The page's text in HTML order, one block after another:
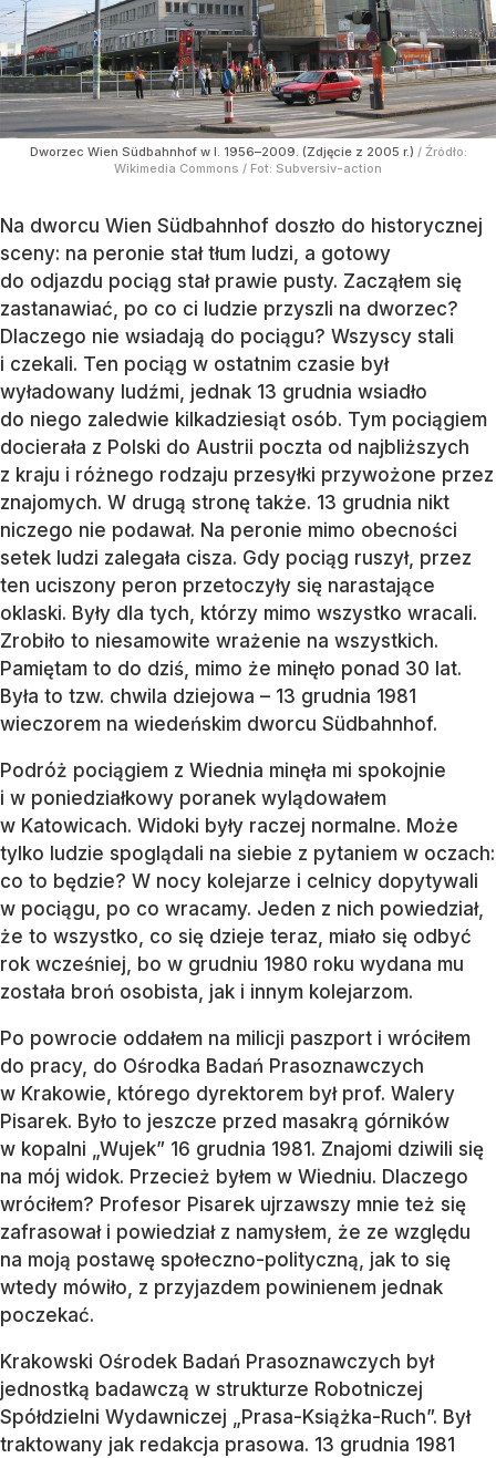
Dworzec Wien Südbahnhof w l. 1956–2009. (Zdjęcie z 2005 r.) / Źródło:
Wikimedia Commons / Fot: Subversiv-action
Na dworcu Wien Südbahnhof doszło do historycznej
sceny: na peronie stał tłum ludzi, a gotowy
do odjazdu pociąg stał prawie pusty. Zacząłem się
zastanawiać, po co ci ludzie przyszli na dworzec?
Dlaczego nie wsiadają do pociągu? Wszyscy stali
i czekali. Ten pociąg w ostatnim czasie był
wyładowany ludźmi, jednak 13 grudnia wsiadło
do niego zaledwie kilkadziesiąt osób. Tym pociągiem
docierała z Polski do Austrii poczta od najbliższych
z kraju i różnego rodzaju przesyłki przywożone przez
znajomych. W drugą stronę także. 13 grudnia nikt
niczego nie podawał. Na peronie mimo obecności
setek ludzi zalegała cisza. Gdy pociąg ruszył, przez
ten uciszony peron przetoczyły się narastające
oklaski. Były dla tych, którzy mimo wszystko wracali.
Zrobiło to niesamowite wrażenie na wszystkich.
Pamiętam to do dziś, mimo że minęło ponad 30 lat.
Była to tzw. chwila dziejowa – 13 grudnia 1981
wieczorem na wiedeńskim dworcu Südbahnhof.
Podróż pociągiem z Wiednia minęła mi spokojnie
i w poniedziałkowy poranek wylądowałem
w Katowicach. Widoki były raczej normalne. Może
tylko ludzie spoglądali na siebie z pytaniem w oczach:
co to będzie? W nocy kolejarze i celnicy dopytywali
w pociągu, po co wracamy. Jeden z nich powiedział,
że to wszystko, co się dzieje teraz, miało się odbyć
rok wcześniej, bo w grudniu 1980 roku wydana mu
została broń osobista, jak i innym kolejarzom.
Po powrocie oddałem na milicji paszport i wróciłem
do pracy, do Ośrodka Badań Prasoznawczych
w Krakowie, którego dyrektorem był prof. Walery
Pisarek. Było to jeszcze przed masakrą górników
w kopalni „Wujek” 16 grudnia 1981. Znajomi dziwili się
na mój widok. Przecież byłem w Wiedniu. Dlaczego
wróciłem? Profesor Pisarek ujrzawszy mnie też się
zafrasował i powiedział z namysłem, że ze względu
na moją postawę społeczno-polityczną, jak to się
wtedy mówiło, z przyjazdem powinienem jednak
poczekać.
Krakowski Ośrodek Badań Prasoznawczych był
jednostką badawczą w strukturze Robotniczej
Spółdzielni Wydawniczej „Prasa-Książka-Ruch”. Był
traktowany jak redakcja prasowa. 13 grudnia 1981